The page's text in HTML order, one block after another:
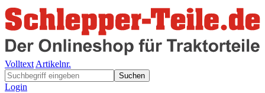
Volltext Artikelnr.
Suchen
Login